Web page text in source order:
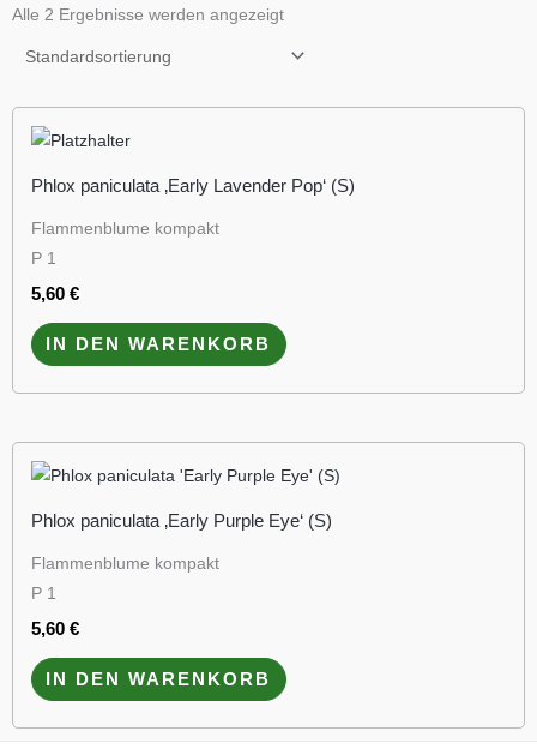
Alle 2 Ergebnisse werden angezeigt
Phlox paniculata ‚Early Lavender Pop‘ (S)
Flammenblume kompakt
P 1
5,60 €
IN DEN WARENKORB
Phlox paniculata ‚Early Purple Eye‘ (S)
Flammenblume kompakt
P 1
5,60 €
IN DEN WARENKORB